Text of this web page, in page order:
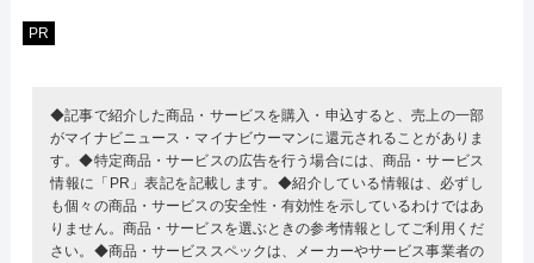
PR
◆記事で紹介した商品・サービスを購入・申込すると、売上の一部
がマイナビニュース・マイナビウーマンに還元されることがありま
す。◆特定商品・サービスの広告を行う場合には、商品・サービス
情報に「PR」表記を記載します。◆紹介している情報は、必ずし
も個々の商品・サービスの安全性・有効性を示しているわけではあ
りません。商品・サービスを選ぶときの参考情報としてご利用くだ
さい。◆商品・サービススペックは、メーカーやサービス事業者の